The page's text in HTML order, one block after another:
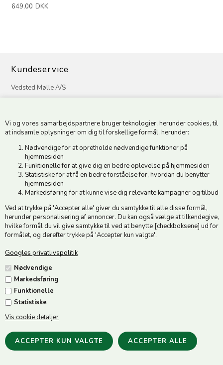
Vi og vores samarbejdspartnere bruger teknologier, herunder cookies, til
at indsamle oplysninger om dig til forskellige formål, herunder:
Nødvendige for at opretholde nødvendige funktioner på
hjemmesiden
Funktionelle for at give dig en bedre oplevelse på hjemmesiden
Statistiske for at få en bedre forståelse for, hvordan du benytter
hjemmesiden
Markedsføring for at kunne vise dig relevante kampagner og tilbud
Ved at trykke på 'Accepter alle' giver du samtykke til alle disse formål,
herunder personalisering af annoncer. Du kan også vælge at tilkendegive,
hvilke formål du vil give samtykke til ved at benytte [checkboksene] ud for
formålet, og derefter trykke på 'Accepter kun valgte'.
Googles privatlivspolitik
Nødvendige
Markedsføring
Funktionelle
Statistiske
Vis cookie detaljer
649,00 DKK
Kundeservice
Vedsted Mølle A/S
CVR 49879415 Mailvedstedmoelle@post.tele.dk
Åbningstider: Man-Fre 9.00-17.00 | Middagslukket 12.00-12.30 |
Lørdag 9.00-12.00
Hold dig opdateret
Tilmeld dig vores nyhedsbrev og modtag gode tilbud :)
Jeg accepterer vilkårene
Følg os